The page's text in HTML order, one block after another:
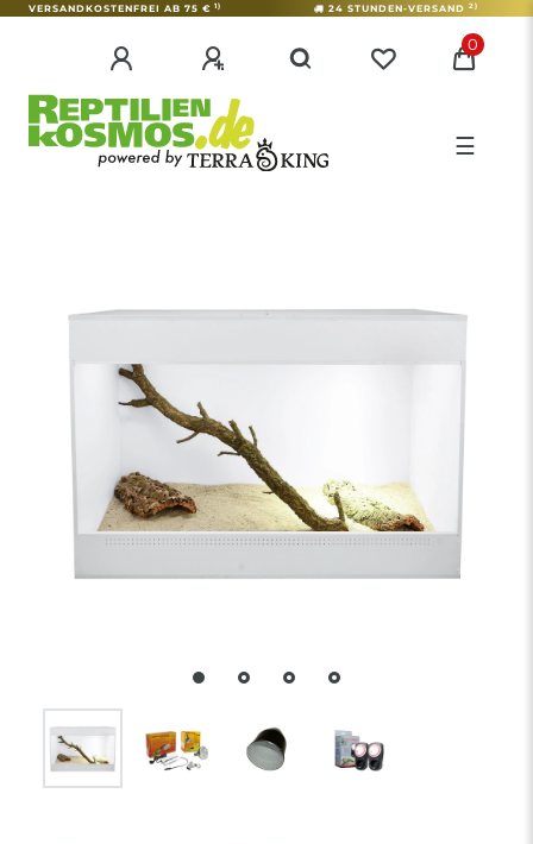
VERSANDKOSTENFREI AB 75 € 1) 24 STUNDEN-VERSAND 2)
0
☰